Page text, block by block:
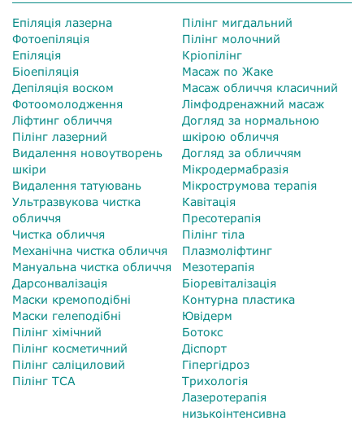
Епіляція лазерна
Фотоепіляція
Епіляція
Біоепіляція
Депіляція воском
Фотоомолодження
Ліфтинг обличчя
Пілінг лазерний
Видалення новоутворень
шкіри
Видалення татуювань
Ультразвукова чистка
обличчя
Чистка обличчя
Механічна чистка обличчя
Мануальна чистка обличчя
Дарсонвалізація
Маски кремоподібні
Маски гелеподібні
Пілінг хімічний
Пілінг косметичний
Пілінг саліциловий
Пілінг TCA
Пілінг мигдальний
Пілінг молочний
Кріопілінг
Масаж по Жаке
Масаж обличчя класичний
Лімфодренажний масаж
Догляд за нормальною
шкірою обличчя
Догляд за обличчям
Мікродермабразія
Мікрострумова терапія
Кавітація
Пресотерапія
Пілінг тіла
Плазмоліфтинг
Мезотерапія
Біоревіталізація
Контурна пластика
Ювідерм
Ботокс
Діспорт
Гіпергідроз
Трихологія
Лазеротерапія
низькоінтенсивна